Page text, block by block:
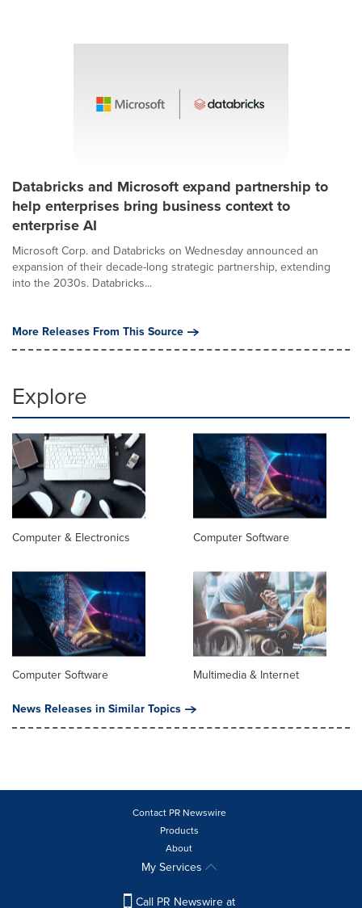
Databricks and Microsoft expand partnership to
help enterprises bring business context to
enterprise AI
Microsoft Corp. and Databricks on Wednesday announced an
expansion of their decade-long strategic partnership, extending
into the 2030s. Databricks...
More Releases From This Source
Explore
Computer & Electronics Computer Software
Computer Software
Multimedia & Internet
News Releases in Similar Topics
Contact PR Newswire
Products
About
My Services
Call PR Newswire at